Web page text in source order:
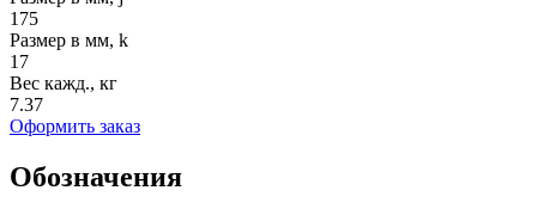
175
Размер в мм, k
17
Вес кажд., кг
7.37
Оформить заказ
Обозначения